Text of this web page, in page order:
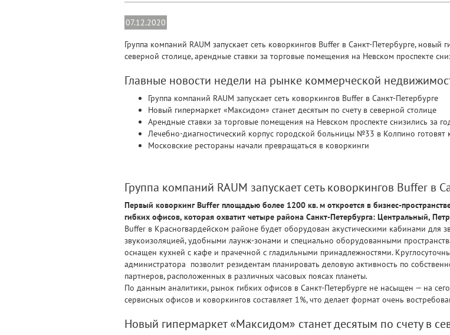
07.12.2020
Группа компаний RAUM запускает сеть коворкингов Buffer в Санкт-Петербурге, новый
северной столице, арендные ставки за торговые помещения на Невском проспекте
Главные новости недели на рынке коммерческой
Группа компаний RAUM запускает сеть коворкингов Buffer в Санкт-Петербурге
Новый гипермаркет «Максидом» станет десятым по счету в северной столице
Арендные ставки за торговые помещения на Невском проспекте снизились за
Лечебно-диагностический корпус городской больницы №33 в Колпино готовят
Московские рестораны начали превращаться в коворкинги
Группа компаний RAUM запускает сеть коворкингов Buffer в
Первый коворкинг Buffer площадью более 1200 кв. м откроется в бизнес-
гибких офисов, которая охватит четыре района Санкт-Петербурга: Центральный,
Buffer в Красногвардейском районе будет оборудован акустическими кабинами для
звукоизоляцией, удобными лаунж-зонами и специально оборудованными
оснащен кухней с кафе и прачечной с гладильными принадлежностями.
администратора позволит резидентам планировать деловую активность по
партнеров, расположенных в различных часовых поясах планеты.
По данным аналитики, рынок гибких офисов в Санкт-Петербурге не насыщен — на
сервисных офисов и коворкингов составляет 1%, что делает формат очень
Новый гипермаркет «Максидом» станет десятым по счету в